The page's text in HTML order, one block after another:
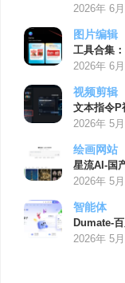
2026年 6
图片编辑
工具合集
2026年 6
视频剪辑
文本指令P
2026年 5
绘画网站
星流AI-国
2026年 5
智能体
Dumate-
2026年 5